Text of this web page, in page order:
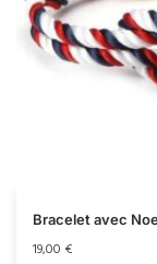
Bracelet avec
19,00 €